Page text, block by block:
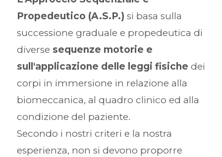
Propedeutico (A.S.P.) si basa sulla
successione graduale e propedeutica di
diverse sequenze motorie e
sull'applicazione delle leggi fisiche dei
corpi in immersione in relazione alla
biomeccanica, al quadro clinico ed alla
condizione del paziente.
Secondo i nostri criteri e la nostra
esperienza, non si devono proporre